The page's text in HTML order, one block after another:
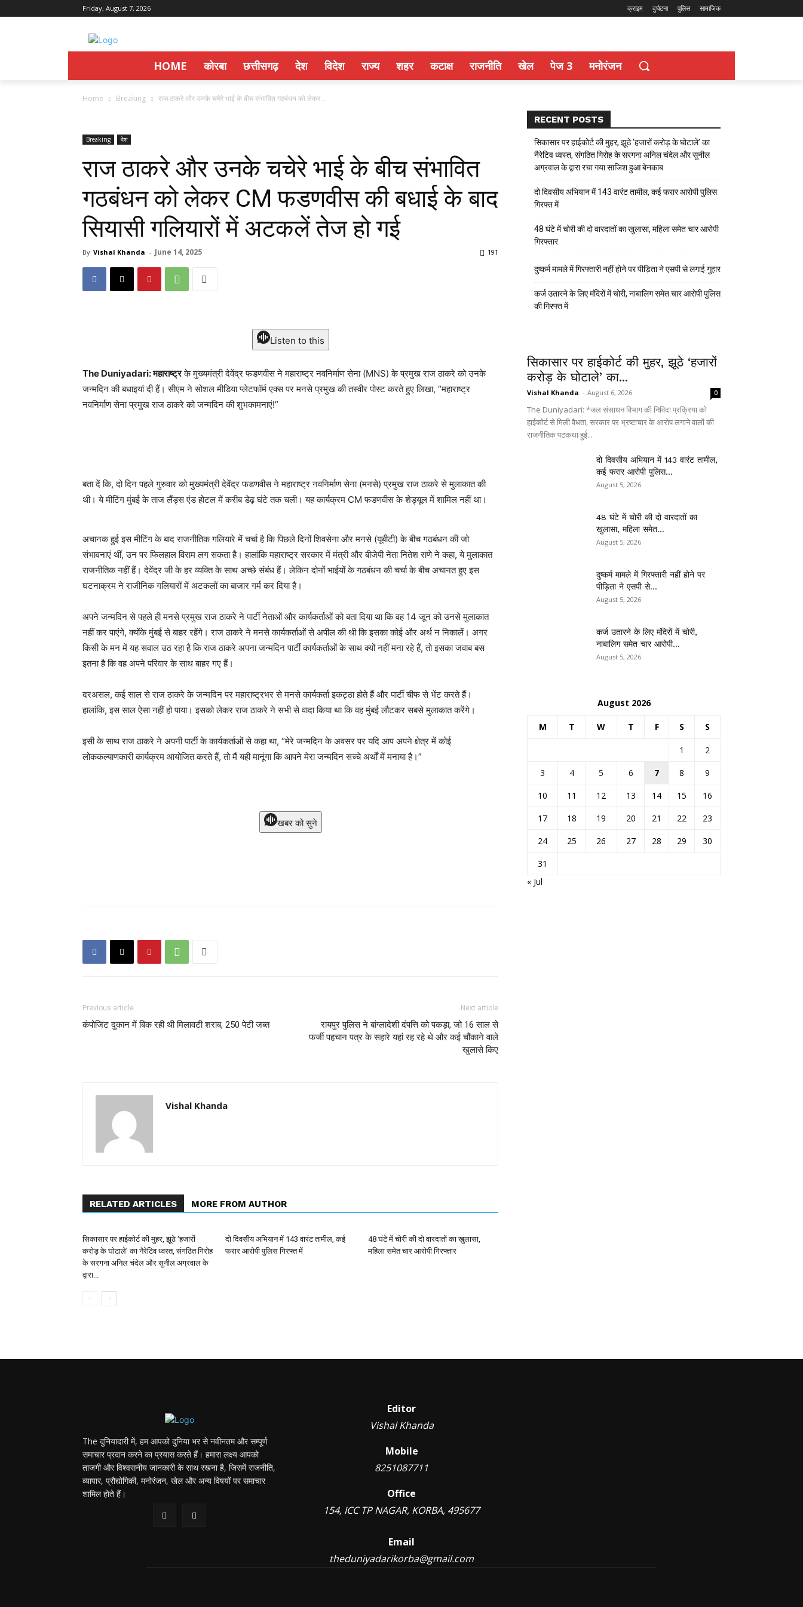
Friday, August 7, 2026 क्राइम दुर्घटना पुलिस सामाजिक
HOME कोरबा छत्तीसगढ़ देश विदेश राज्य शहर कटाक्ष राजनीति खेल पेज 3 मनोरंजन
Home Breaking राज ठाकरे और उनके चचेरे भाई के बीच संभावित गठबंधन को लेकर...
Breaking देश
राज ठाकरे और उनके चचेरे भाई के बीच संभावित
गठबंधन को लेकर CM फडणवीस की बधाई के बाद
सियासी गलियारों में अटकलें तेज हो गई
By Vishal Khanda - June 14, 2025 191
Listen to this
The Duniyadari: महाराष्ट्रके मुख्यमंत्री देवेंद्र फडणवीस ने महाराष्ट्र नवनिर्माण सेना (MNS) के प्रमुख राज ठाकरे को उनके
जन्मदिन की बधाइयां दी हैं। सीएम ने सोशल मीडिया प्लेटफॉर्म एक्स पर मनसे प्रमुख की तस्वीर पोस्ट करते हुए लिखा, “महाराष्ट्र
नवनिर्माण सेना प्रमुख राज ठाकरे को जन्मदिन की शुभकामनाएं!”
बता दें कि, दो दिन पहले गुरुवार को मुख्यमंत्री देवेंद्र फडणवीस ने महाराष्ट्र नवनिर्माण सेना (मनसे) प्रमुख राज ठाकरे से मुलाकात की
थी। ये मीटिंग मुंबई के ताज लैंड्स एंड होटल में करीब डेढ़ घंटे तक चली। यह कार्यक्रम CM फडणवीस के शेड्यूल में शामिल नहीं था।
अचानक हुई इस मीटिंग के बाद राजनीतिक गलियारे में चर्चा है कि पिछले दिनों शिवसेना और मनसे (यूबीटी) के बीच गठबंधन की जो
संभावनाएं थीं, उन पर फिलहाल विराम लग सकता है। हालांकि महाराष्ट्र सरकार में मंत्री और बीजेपी नेता नितेश राणे ने कहा, ये मुलाकात
राजनीतिक नहीं हैं। देवेंद्र जी के हर व्यक्ति के साथ अच्छे संबंध हैं। लेकिन दोनों भाईयों के गठबंधन की चर्चा के बीच अचानत हुए इस
घटनाक्रम ने राजीनिक गलियारों में अटकलों का बाजार गर्म कर दिया है।
अपने जन्मदिन से पहले ही मनसे प्रमुख राज ठाकरे ने पार्टी नेताओं और कार्यकर्ताओं को बता दिया था कि वह 14 जून को उनसे मुलाकात
नहीं कर पाएंगे, क्योंके मुंबई से बाहर रहेंगे। राज ठाकरे ने मनसे कार्यकर्ताओं से अपील की थी कि इसका कोई और अर्थ न निकालें। अगर
किसी के मन में यह सवाल उठ रहा है कि राज ठाकरे अपना जन्मदिन पार्टी कार्यकर्ताओं के साथ क्यों नहीं मना रहे हैं, तो इसका जवाब बस
इतना है कि वह अपने परिवार के साथ बाहर गए हैं।
दरअसल, कई साल से राज ठाकरे के जन्मदिन पर महाराष्ट्रभर से मनसे कार्यकर्ता इकट्ठा होते हैं और पार्टी चीफ से भेंट करते हैं।
हालांकि, इस साल ऐसा नहीं हो पाया। इसको लेकर राज ठाकरे ने सभी से वादा किया था कि वह मुंबई लौटकर सबसे मुलाकात करेंगे।
इसी के साथ राज ठाकरे ने अपनी पार्टी के कार्यकर्ताओं से कहा था, “मेरे जन्मदिन के अवसर पर यदि आप अपने क्षेत्र में कोई
लोककल्याणकारी कार्यक्रम आयोजित करते हैं, तो मैं यही मानूंगा कि आपने मेरा जन्मदिन सच्चे अर्थों में मनाया है।”
खबर को सुने
Previous article
कंपोजिट दुकान में बिक रही थी मिलावटी शराब, 250 पेटी जब्त
Next article
रायपुर पुलिस ने बांग्लादेशी दंपत्ति को पकड़ा, जो 16 साल से
फर्जी पहचान पत्र के सहारे यहां रह रहे थे और कई चौंकाने वाले
खुलासे किए
Vishal Khanda
RELATED ARTICLES MORE FROM AUTHOR
सिकासार पर हाईकोर्ट की मुहर, झूठे ‘हजारों
करोड़ के घोटाले’ का नैरेटिव ध्वस्त, संगठित गिरोह
के सरगना अनिल चंदेल और सुनील अग्रवाल के
द्वारा...
दो दिवसीय अभियान में 143 वारंट तामील, कई
फरार आरोपी पुलिस गिरफ्त में
48 घंटे में चोरी की दो वारदातों का खुलासा,
महिला समेत चार आरोपी गिरफ्तार
RECENT POSTS
सिकासार पर हाईकोर्ट की मुहर, झूठे ‘हजारों करोड़ के घोटाले’ का
नैरेटिव ध्वस्त, संगठित गिरोह के सरगना अनिल चंदेल और सुनील
अग्रवाल के द्वारा रचा गया साजिश हुआ बेनकाब
दो दिवसीय अभियान में 143 वारंट तामील, कई फरार आरोपी पुलिस
गिरफ्त में
48 घंटे में चोरी की दो वारदातों का खुलासा, महिला समेत चार आरोपी
गिरफ्तार
दुष्कर्म मामले में गिरफ्तारी नहीं होने पर पीड़िता ने एसपी से लगाई गुहार
कर्ज उतारने के लिए मंदिरों में चोरी, नाबालिग समेत चार आरोपी पुलिस
की गिरफ्त में
सिकासार पर हाईकोर्ट की मुहर, झूठे ‘हजारों
करोड़ के घोटाले’ का...
Vishal Khanda - August 6, 2026 0
The Duniyadari: *जल संसाधन विभाग की निविदा प्रक्रिया को
हाईकोर्ट से मिली वैधता, सरकार पर भ्रष्टाचार के आरोप लगाने वालों की
राजनीतिक पटकथा हुई...
दो दिवसीय अभियान में 143 वारंट तामील,
कई फरार आरोपी पुलिस...
August 5, 2026
48 घंटे में चोरी की दो वारदातों का
खुलासा, महिला समेत...
August 5, 2026
दुष्कर्म मामले में गिरफ्तारी नहीं होने पर
पीड़िता ने एसपी से...
August 5, 2026
कर्ज उतारने के लिए मंदिरों में चोरी,
नाबालिग समेत चार आरोपी...
August 5, 2026
August 2026
M T W T F S S
1
2
3
4 5 6 7 8
9
10
11 12 13 14 15
16
17
18 19 20 21 22
23
24
25 26 27 28 29
30
31
« Jul
The दुनियादारी में, हम आपको दुनिया भर से नवीनतम और सम्पूर्ण
समाचार प्रदान करने का प्रयास करते हैं। हमारा लक्ष्य आपको
ताजगी और विश्वसनीय जानकारी के साथ रखना है, जिसमें राजनीति,
व्यापार, प्रौद्योगिकी, मनोरंजन, खेल और अन्य विषयों पर समाचार
शामिल होते हैं।
Editor
Vishal Khanda
Mobile
8251087711
Office
154, ICC TP NAGAR, KORBA, 495677
Email
theduniyadarikorba@gmail.com